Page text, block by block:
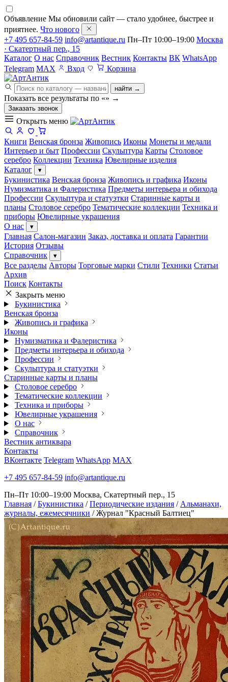
Объявление Мы обновили сайт — стало удобнее, быстрее и
приятнее. Что нового
+7 495 657-84-59 info@artantique.ru Пн–Пт 10:00–19:00 Москва
· Скатертный пер., 15
Каталог О нас Справочник Вестник Контакты ВК WhatsApp
Telegram MAX Вход Корзина
найти →
Показать все результаты по «» →
Заказать звонок
Открыть меню
Книги Венская бронза Живопись Иконы Монеты и медали
Интерьер и быт Профессии Скульптура Карты Столовое
серебро Коллекции Техника Ювелирные изделия
Каталог
▾
Букинистика Венская бронза Живопись и графика Иконы
Нумизматика и Фалеристика Предметы интерьера и обихода
Профессии Скульптура и статуэтки Старинные карты и
планы Столовое серебро Тематические коллекции Техника и
приборы Ювелирные украшения
О нас
▾
Главная Салон-магазин Заказ, доставка и оплата Гарантии
История Отзывы
Справочник
▾
Все разделы Авторы Торговые марки Стили Техники Статьи
Архив
Поиск Контакты
Закрыть меню
Букинистика
Венская бронза
Живопись и графика
Иконы
Нумизматика и Фалеристика
Предметы интерьера и обихода
Профессии
Скульптура и статуэтки
Старинные карты и планы
Столовое серебро
Тематические коллекции
Техника и приборы
Ювелирные украшения
О нас
Справочник
Вестник антиквара
Контакты
ВКонтакте Telegram WhatsApp MAX
+7 495 657-84-59 info@artantique.ru
Пн–Пт 10:00–19:00 Москва, Скатертный пер., 15
Главная / Букинистика / Периодические издания / Альманахи,
журналы, ежемесячники / Журнал "Красный Балтиец"